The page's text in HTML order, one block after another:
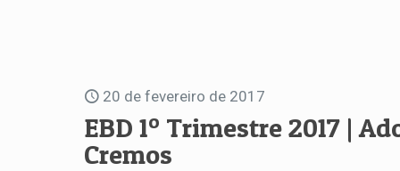
20 de fevereiro de 2017
EBD 1º Trimestre 2017 |
Cremos